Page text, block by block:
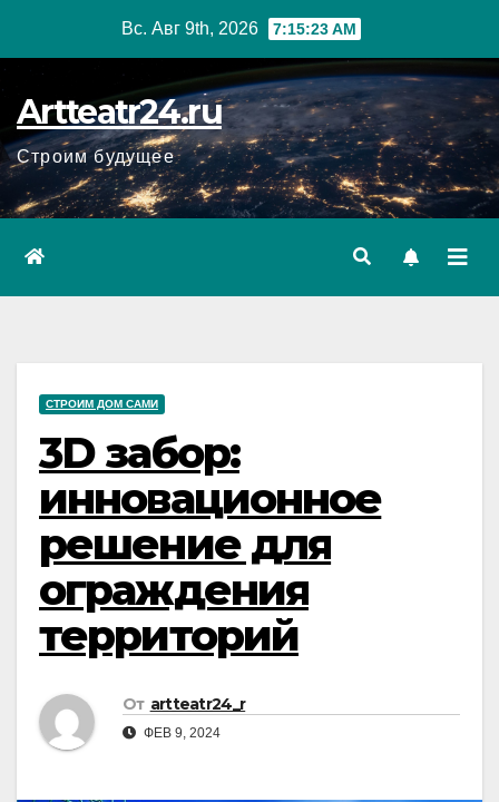
Вс. Авг 9th, 2026 7:15:24 AM
Artteatr24.ru
Строим будущее
СТРОИМ ДОМ САМИ
3D забор:
инновационное
решение для
ограждения
территорий
От artteatr24_r
ФЕВ 9, 2024